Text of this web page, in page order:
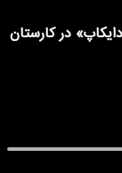
در کارستان